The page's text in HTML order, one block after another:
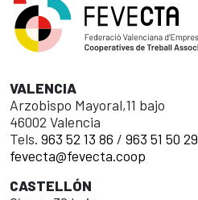
VALENCIA
Arzobispo Mayoral,11 bajo
46002 Valencia
Tels. 963 52 13 86 / 963 51 50 29
fevecta@fevecta.coop
CASTELLÓN